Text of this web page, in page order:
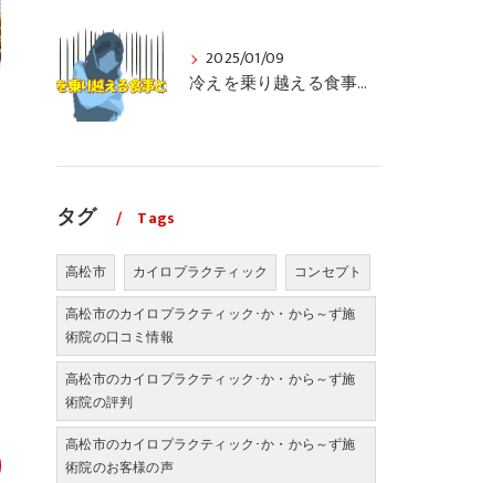
2025/01/09
冷えを乗り越える食事と運動
タグ Tags
高松市 カイロプラクティック
コンセプト
高松市のカイロプラクティック･か・から～ず施
術院の口コミ情報
高松市のカイロプラクティック･か・から～ず施
術院の評判
高松市のカイロプラクティック･か・から～ず施
術院のお客様の声